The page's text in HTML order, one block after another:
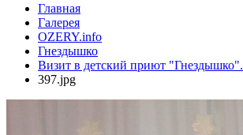
Главная
Галерея
OZERY.info
Гнездышко
Визит в детский приют "Гнездышко".
397.jpg